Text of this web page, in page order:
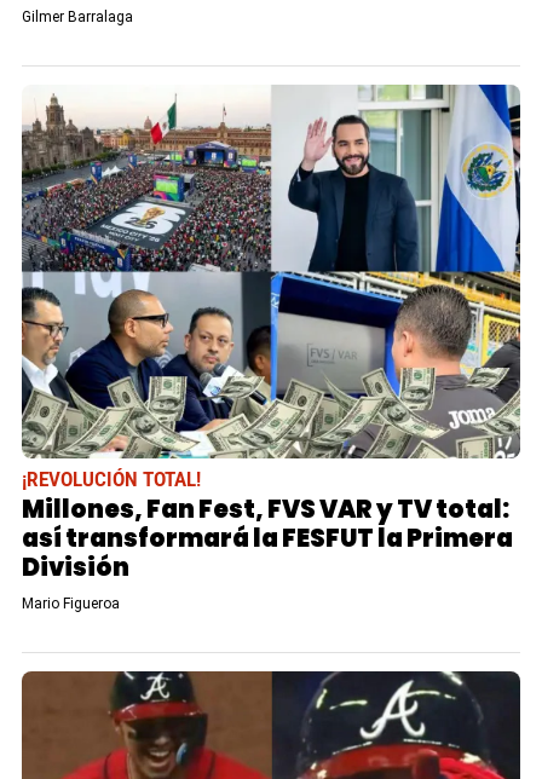
Gilmer Barralaga
¡REVOLUCIÓN TOTAL!
Millones, Fan Fest, FVS VAR y TV total:
así transformará la FESFUT la Primera
División
Mario Figueroa